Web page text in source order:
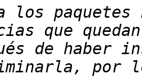
los
de haber